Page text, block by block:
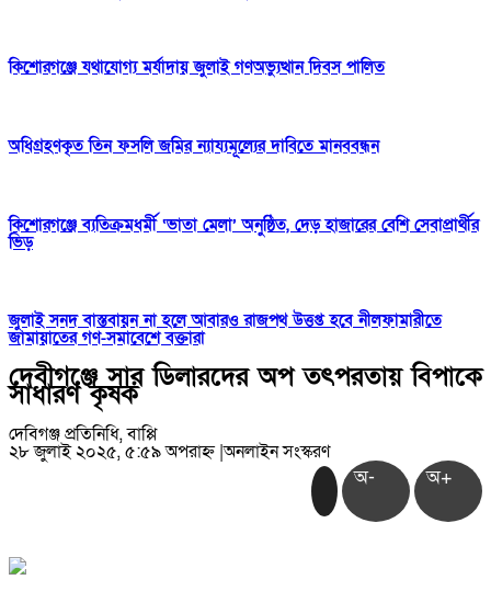
কিশোরগঞ্জে যথাযোগ্য মর্যাদায় জুলাই গণঅভ্যুত্থান দিবস পালিত
অধিগ্রহণকৃত তিন ফসলি জমির ন্যায্যমূল্যের দাবিতে মানববন্ধন
কিশোরগঞ্জে ব্যতিক্রমধর্মী ‘ভাতা মেলা’ অনুষ্ঠিত, দেড় হাজারের বেশি সেবাপ্রার্থীর
ভিড়
জুলাই সনদ বাস্তবায়ন না হলে আবারও রাজপথ উত্তপ্ত হবে নীলফামারীতে
জামায়াতের গণ-সমাবেশে বক্তারা
দেবীগঞ্জে সার ডিলারদের অপ তৎপরতায় বিপাকে
সাধারণ কৃষক
দেবিগঞ্জ প্রতিনিধি, বাপ্পি
২৮ জুলাই ২০২৫, ৫:৫৯ অপরাহ্ন|অনলাইন সংস্করণ
অ- অ+